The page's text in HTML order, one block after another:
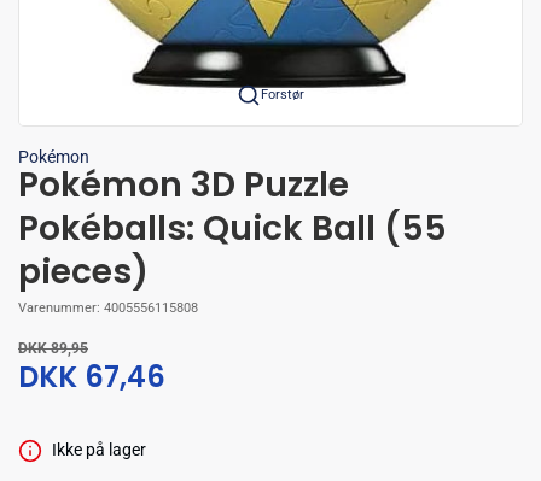
Forstør
Pokémon
Pokémon 3D Puzzle
Pokéballs: Quick Ball (55
pieces)
Varenummer: 4005556115808
DKK 89,95
DKK 67,46
Ikke på lager